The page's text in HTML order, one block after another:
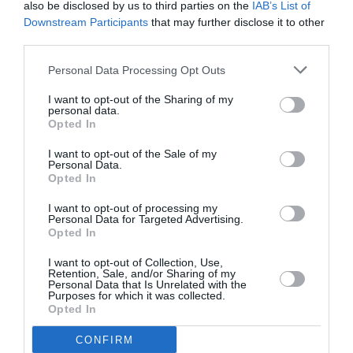
also be disclosed by us to third parties on the IAB’s List of
Downstream Participants that may further disclose it to other
Personal Data Processing Opt Outs
I want to opt-out of the Sharing of my
personal data.
Opted In
I want to opt-out of the Sale of my
Personal Data.
Opted In
I want to opt-out of processing my
Personal Data for Targeted Advertising.
Opted In
I want to opt-out of Collection, Use,
Retention, Sale, and/or Sharing of my
Personal Data that Is Unrelated with the
Purposes for which it was collected.
Opted In
CONFIRM
Το απόσπασμα της αρχής είναι από τη μετάφραση του
***
Πρεμιέρα: 31.03.2025
Παραστάσεις κάθε Δευτέρα και Τρίτη στις 21.00
Photo Credit: © Karol Jarek
Διαβάστε επίσης:
Βαδίζοντας, του Τόμας Μπέρνχαρντ σε σκηνοθεσία
Ακολουθήστε το Culturenow.gr στοGoogle News
μάθετε πρώτοι όλες τις ειδήσεις
Δείτε όλα τατελευταία νέα